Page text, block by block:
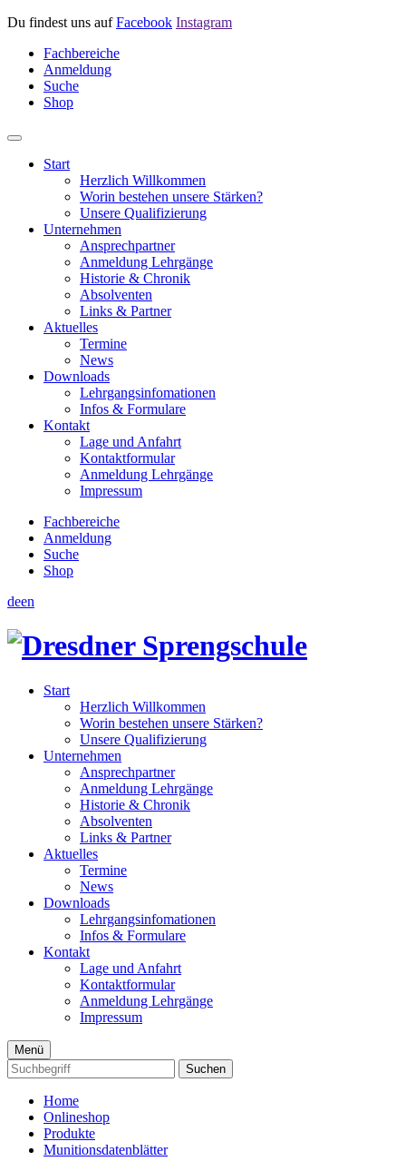
Du findest uns aufFacebook Instagram
Fachbereiche
Anmeldung
Suche
Shop
Start
Herzlich Willkommen
Worin bestehen unsere Stärken?
Unsere Qualifizierung
Unternehmen
Ansprechpartner
Anmeldung Lehrgänge
Historie & Chronik
Absolventen
Links & Partner
Aktuelles
Termine
News
Downloads
Lehrgangsinfomationen
Infos & Formulare
Kontakt
Lage und Anfahrt
Kontaktformular
Anmeldung Lehrgänge
Impressum
Fachbereiche
Anmeldung
Suche
Shop
deen
Start
Herzlich Willkommen
Worin bestehen unsere Stärken?
Unsere Qualifizierung
Unternehmen
Ansprechpartner
Anmeldung Lehrgänge
Historie & Chronik
Absolventen
Links & Partner
Aktuelles
Termine
News
Downloads
Lehrgangsinfomationen
Infos & Formulare
Kontakt
Lage und Anfahrt
Kontaktformular
Anmeldung Lehrgänge
Impressum
Menü
Suchen
Home
Onlineshop
Produkte
Munitionsdatenblätter